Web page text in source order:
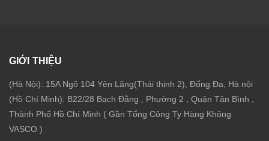
GIỚI THIỆU
(Hà Nội): 15A Ngõ 104 Yên Lãng(Thái thịnh 2), Đống Đa, Hà nội
(Hồ Chí Minh): B22/28 Bạch Đằng , Phường 2 , Quận Tân Bình ,
Thành Phố Hồ Chí Minh ( Gần Tổng Công Ty Hàng Không
VASCO )